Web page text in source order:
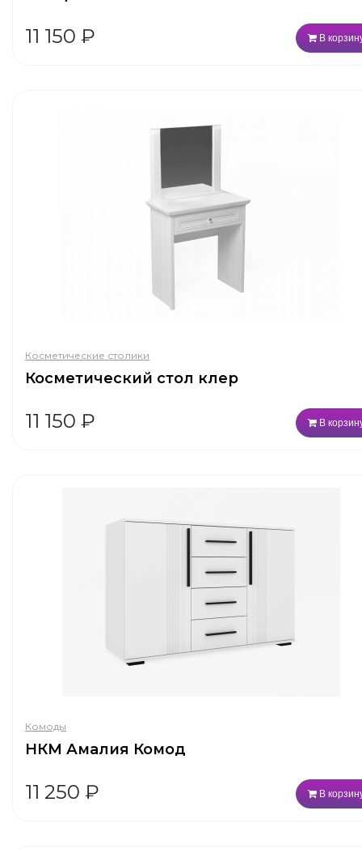
11 150 ₽ В
Косметические столики
Косметический стол клер
11 150 ₽ В
Комоды
НКМ Амалия Комод
11 250 ₽ В